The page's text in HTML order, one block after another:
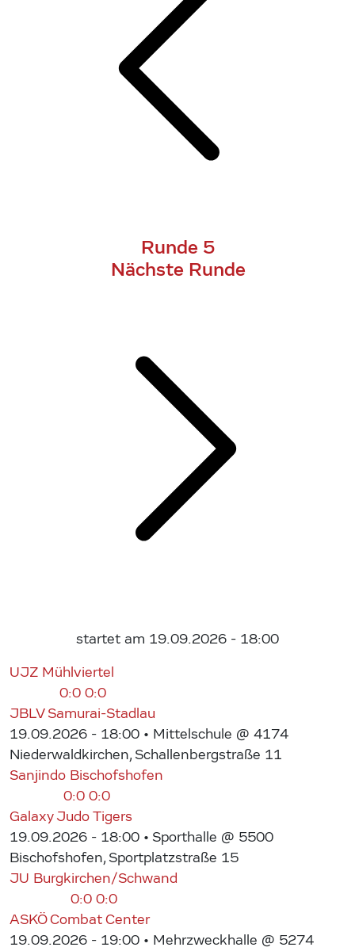
Runde 5
Nächste Runde
startet am 19.09.2026 - 18:00
UJZ Mühlviertel
0:0 0:0
JBLV Samurai-Stadlau
19.09.2026 - 18:00 • Mittelschule @ 4174
Niederwaldkirchen, Schallenbergstraße 11
Sanjindo Bischofshofen
0:0 0:0
Galaxy Judo Tigers
19.09.2026 - 18:00 • Sporthalle @ 5500
Bischofshofen, Sportplatzstraße 15
JU Burgkirchen/Schwand
0:0 0:0
ASKÖ Combat Center
19.09.2026 - 19:00 • Mehrzweckhalle @ 5274